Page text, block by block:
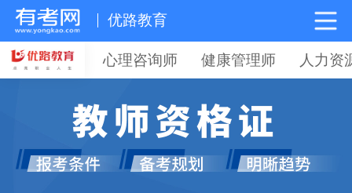
优路教育
心理咨询师 健康管理师 人力资